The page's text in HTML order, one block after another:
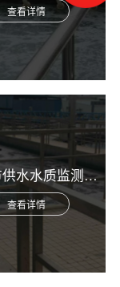
查看详情
智慧城市供水水质监测综合解决方案
查看详情